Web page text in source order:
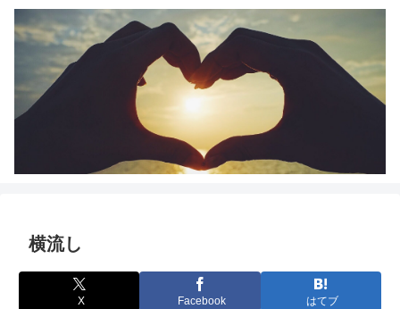
横流し
X Facebook はてブ